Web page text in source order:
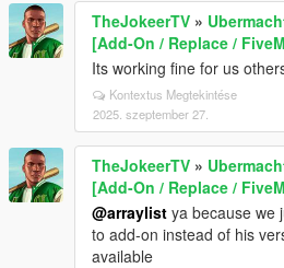
TheJokeerTV »
[Add-On / Replace /
Its working fine for us
Kontextus Megtekintése
2025. szeptember 27.
TheJokeerTV »
[Add-On / Replace /
@arraylist ya because we
to add-on instead of his
available